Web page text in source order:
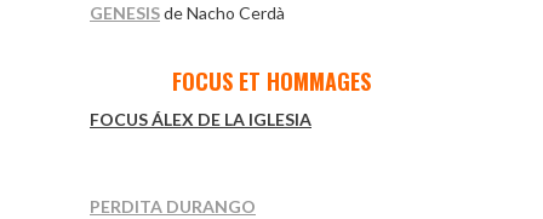
GENESISde Nacho Cerdà
FOCUS ET HOMMAGES
FOCUS ÁLEX DE LA IGLESIA
PERDITA DURANGO